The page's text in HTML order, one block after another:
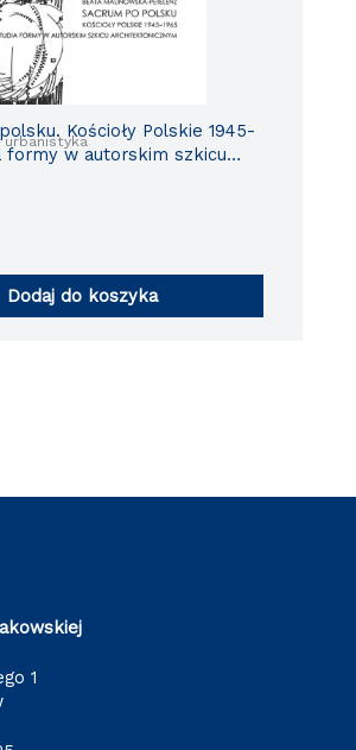
Kościoły Polskie 1945-
formy w autorskim szkicu
Dodaj do koszyka
1